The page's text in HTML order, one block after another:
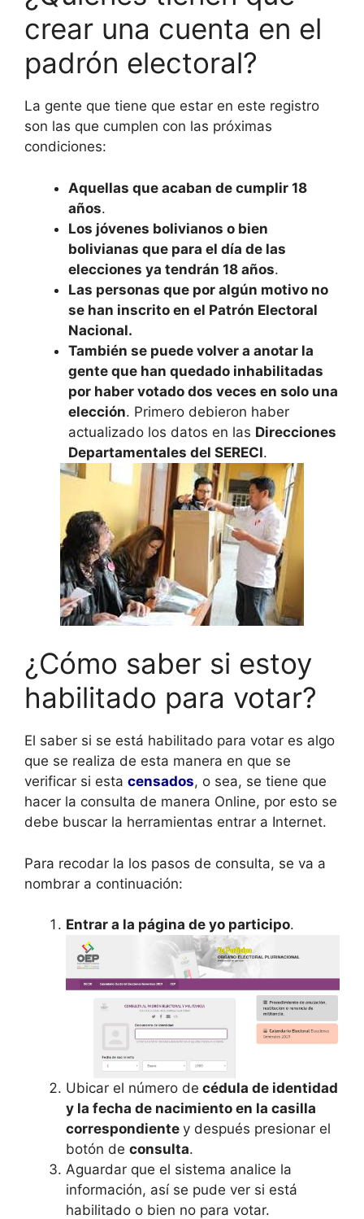
crear una cuenta en el
padrón electoral?
La gente que tiene que estar en este registro
son las que cumplen con las próximas
condiciones:
Aquellas que acaban de cumplir 18
años.
Los jóvenes bolivianos o bien
bolivianas que para el día de las
elecciones ya tendrán 18 años.
Las personas que por algún motivo no
se han inscrito en el Patrón Electoral
Nacional.
También se puede volver a anotar la
gente que han quedado inhabilitadas
por haber votado dos veces en solo una
elección. Primero debieron haber
actualizado los datos en las Direcciones
Departamentales del SERECI.
¿Cómo saber si estoy
habilitado para votar?
El saber si se está habilitado para votar es algo
que se realiza de esta manera en que se
verificar si esta censados, o sea, se tiene que
hacer la consulta de manera Online, por esto se
debe buscar la herramientas entrar a Internet.
Para recodar la los pasos de consulta, se va a
nombrar a continuación:
Entrar a la página de yo participo.
Ubicar el número de cédula de identidad
y la fecha de nacimiento en la casilla
correspondiente y después presionar el
botón de consulta.
Aguardar que el sistema analice la
información, así se pude ver si está
habilitado o bien no para votar.